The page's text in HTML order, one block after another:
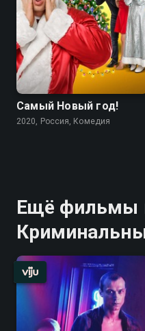
Самый Новый год!
2020, Россия, Комедия
Ещё фильмы